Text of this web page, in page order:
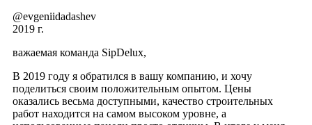
@evgeniidadashev
2019 г.
важаемая команда SipDelux,
В 2019 году я обратился в вашу компанию, и хочу
поделиться своим положительным опытом. Цены
оказались весьма доступными, качество строительных
работ находится на самом высоком уровне, а